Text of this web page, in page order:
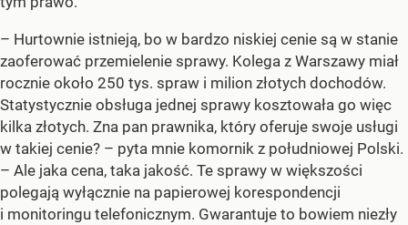
– Hurtownie istnieją, bo w bardzo niskiej cenie są w stanie
zaoferować przemielenie sprawy. Kolega z Warszawy miał
rocznie około 250 tys. spraw i milion złotych dochodów.
Statystycznie obsługa jednej sprawy kosztowała go więc
kilka złotych. Zna pan prawnika, który oferuje swoje usługi
w takiej cenie? – pyta mnie komornik z południowej Polski.
– Ale jaka cena, taka jakość. Te sprawy w większości
polegają wyłącznie na papierowej korespondencji
i monitoringu telefonicznym. Gwarantuje to bowiem niezły